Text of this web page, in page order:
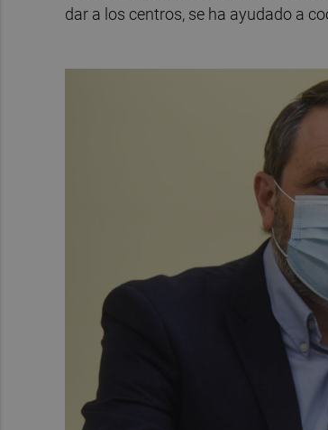
dar a los centros, se ha ayudado a